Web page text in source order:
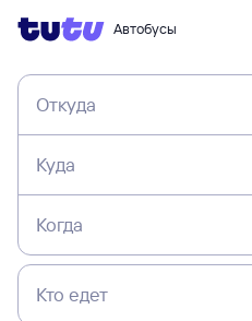
Автобусы
Откуда
Куда
Когда
Кто едет